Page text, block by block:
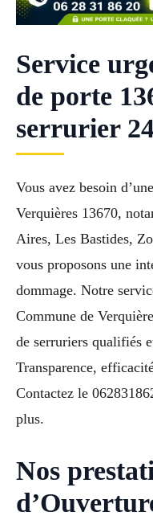
Service
de porte
serrurier
Vous avez besoin
Verquières 13670,
Aires, Les Bastides,
vous proposons une
dommage. Notre
Commune de
de serruriers qualifiés
Transparence,
Contactez le
plus.
Nos